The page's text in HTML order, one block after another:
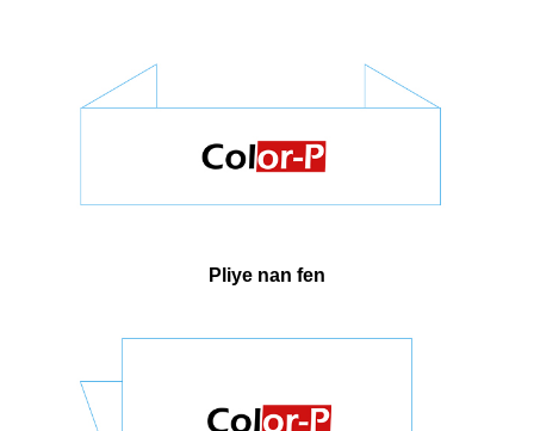
Pliye nan fen